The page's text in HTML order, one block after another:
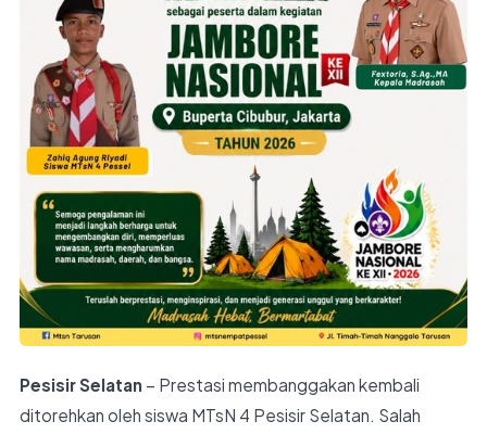
Pesisir Selatan – Prestasi membanggakan kembali
ditorehkan oleh siswa MTsN 4 Pesisir Selatan. Salah